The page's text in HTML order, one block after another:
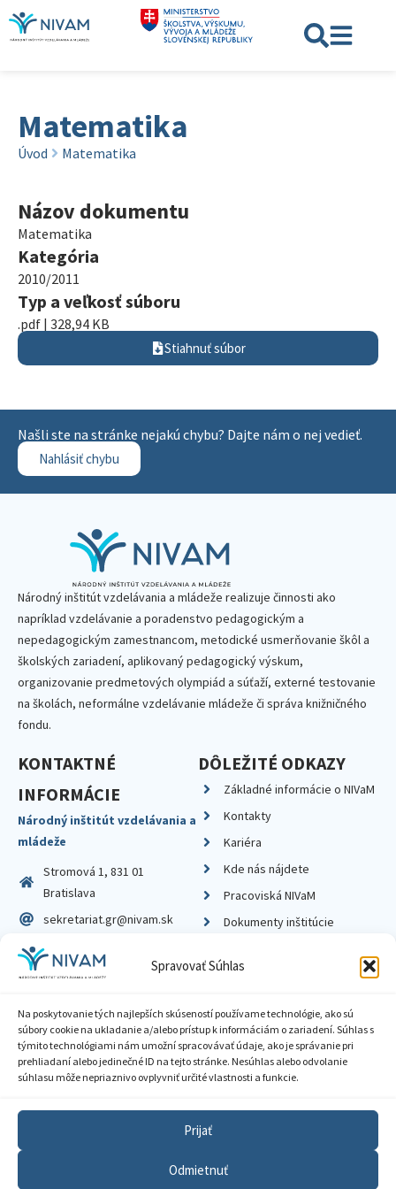
Spravovať Súhlas
Na poskytovanie tých najlepších skúseností používame technológie, ako sú
súbory cookie na ukladanie a/alebo prístup k informáciám o zariadení. Súhlas s
týmito technológiami nám umožní spracovávať údaje, ako je správanie pri
prehliadaní alebo jedinečné ID na tejto stránke. Nesúhlas alebo odvolanie
súhlasu môže nepriaznivo ovplyvniť určité vlastnosti a funkcie.
Prijať
Odmietnuť
Matematika
Úvod Matematika
Názov dokumentu
Matematika
Kategória
2010/2011
Typ a veľkosť súboru
.pdf | 328,94 KB
Stiahnuť súbor
Našli ste na stránke nejakú chybu? Dajte nám o nej vedieť.
Nahlásiť chybu
Národný inštitút vzdelávania a mládeže realizuje činnosti ako
napríklad vzdelávanie a poradenstvo pedagogickým a
nepedagogickým zamestnancom, metodické usmerňovanie škôl a
školských zariadení, aplikovaný pedagogický výskum,
organizovanie predmetových olympiád a súťaží, externé testovanie
na školách, neformálne vzdelávanie mládeže či správa knižničného
fondu.
KONTAKTNÉ
INFORMÁCIE
Národný inštitút vzdelávania a
mládeže
Stromová 1, 831 01
Bratislava
sekretariat.gr@nivam.sk
IČO: 00164348
DIČ: 2020798714
DÔLEŽITÉ ODKAZY
Základné informácie o NIVaM
Kontakty
Kariéra
Kde nás nájdete
Pracoviská NIVaM
Dokumenty inštitúcie
Zásady ochrany súkromia
Sprístupnenie informácií